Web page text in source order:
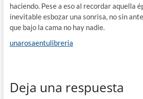
haciendo. Pese a eso al recordar aquella
inevitable esbozar una sonrisa, no sin
que bajo la cama no hay nadie.
unarosaentulibreria
Deja una respuesta